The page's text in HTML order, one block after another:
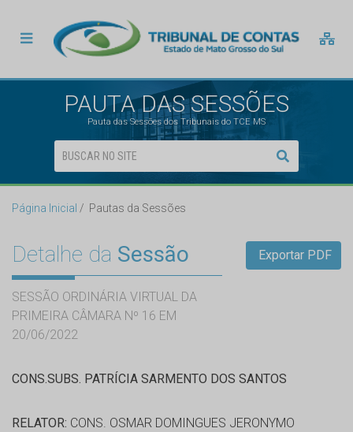
PAUTA DAS SESSÕES
Pauta das Sessões dos Tribunais do TCE MS
Página Inicial Pautas da Sessões
Detalhe da Sessão
SESSÃO ORDINÁRIA VIRTUAL DA
PRIMEIRA CÂMARA Nº 16 EM
20/06/2022
Exportar PDF
CONS.SUBS. PATRÍCIA SARMENTO DOS SANTOS
RELATOR: CONS. OSMAR DOMINGUES JERONYMO